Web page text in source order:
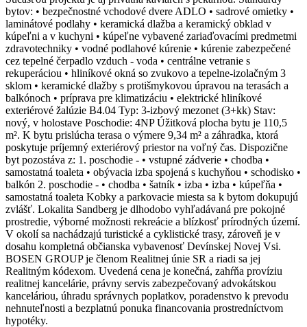
bytov: • bezpečnostné vchodové dvere ADLO • sadrové omietky •
laminátové podlahy • keramická dlažba a keramický obklad v
kúpeľni a v kuchyni • kúpeľne vybavené zariaďovacími predmetmi
zdravotechniky • vodné podlahové kúrenie • kúrenie zabezpečené
cez tepelné čerpadlo vzduch - voda • centrálne vetranie s
rekuperáciou • hliníkové okná so zvukovo a tepelne-izolačným 3
sklom • keramické dlažby s protišmykovou úpravou na terasách a
balkónoch • príprava pre klimatizáciu • elektrické hliníkové
exteriérové žalúzie B4.04 Typ: 3-izbový mezonet (3+kk) Stav:
nový, v holostave Poschodie: 4NP Úžitková plocha bytu je 110,5
m². K bytu prislúcha terasa o výmere 9,34 m² a záhradka, ktorá
poskytuje príjemný exteriérový priestor na voľný čas. Dispozične
byt pozostáva z: 1. poschodie - • vstupné zádverie • chodba •
samostatná toaleta • obývacia izba spojená s kuchyňou • schodisko •
balkón 2. poschodie - • chodba • šatník • izba • izba • kúpeľňa •
samostatná toaleta Kobky a parkovacie miesta sa k bytom dokupujú
zvlášť. Lokalita Sandberg je dlhodobo vyhľadávaná pre pokojné
prostredie, výborné možnosti rekreácie a blízkosť prírodných území.
V okolí sa nachádzajú turistické a cyklistické trasy, zároveň je v
dosahu kompletná občianska vybavenosť Devínskej Novej Vsi.
BOSEN GROUP je členom Realitnej únie SR a riadi sa jej
Realitným kódexom. Uvedená cena je konečná, zahŕňa províziu
realitnej kancelárie, právny servis zabezpečovaný advokátskou
kanceláriou, úhradu správnych poplatkov, poradenstvo k prevodu
nehnuteľnosti a bezplatnú ponuka financovania prostredníctvom
hypotéky.